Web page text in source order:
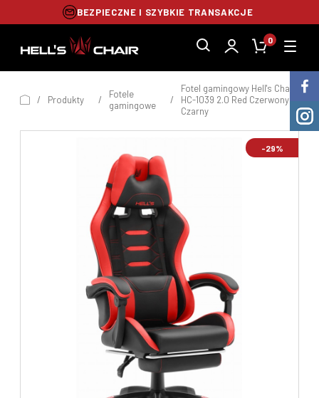
BŁYSKAWICZNA WYSYŁKA 24H
0
/ Produkty /
Fotele
gamingowe
/
Fotel gamingowy Hell's Chair
HC-1039 2.0 Red Czerwony
Czarny
-29%